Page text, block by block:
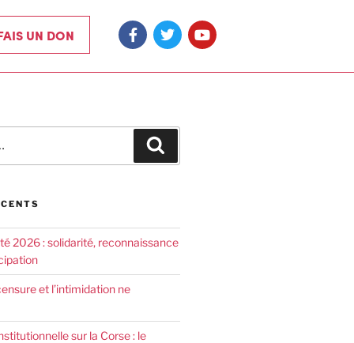
UN DON
2026 : solidarité, reconnaissance
et l’intimidation ne
sur la Corse : le